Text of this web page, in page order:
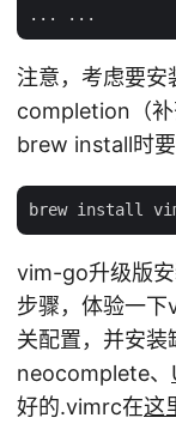
注意，考虑要安
completion（
brew install时
vim-go升级版
步骤，体验一
关配置，并安装
neocomplete、
好的.vimrc在这